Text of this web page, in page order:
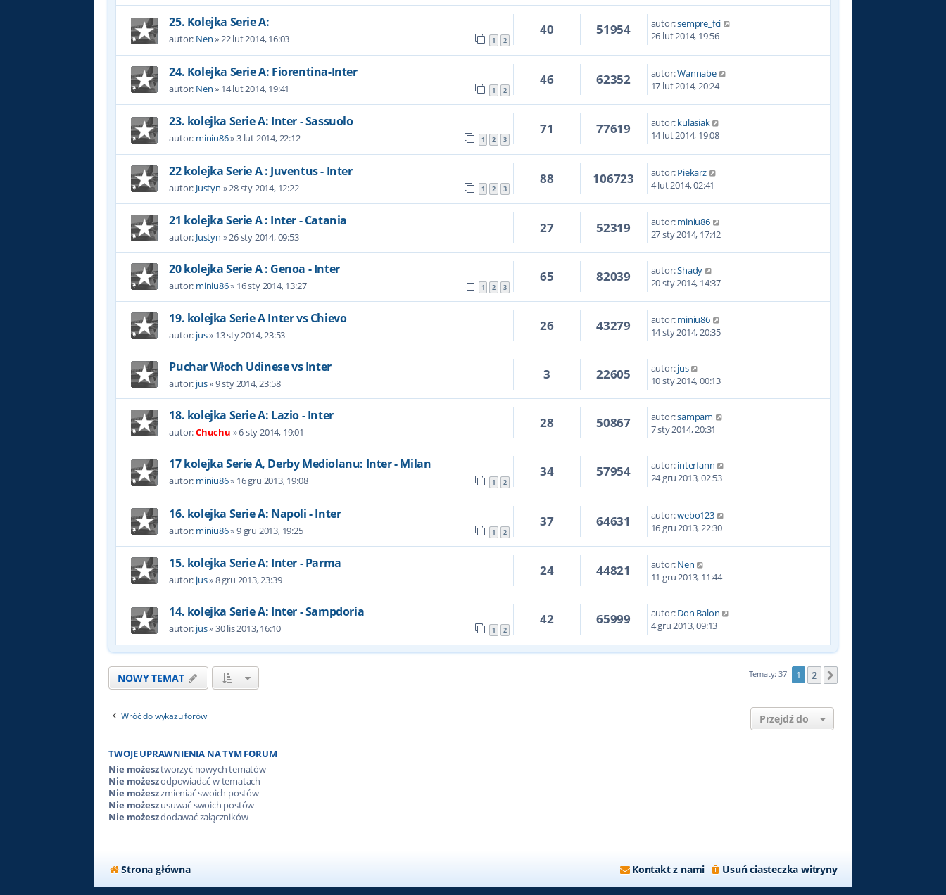
25. Kolejka Serie A:
autor: Nen»22 lut 2014, 16:03 1 2
40 51954 autor:sempre_fci
26 lut 2014, 19:56
24. Kolejka Serie A: Fiorentina-Inter
autor: Nen» 14 lut 2014, 19:41 1 2
46 62352 autor:Wannabe
17 lut 2014, 20:24
23. kolejka Serie A: Inter - Sassuolo
autor: miniu86»3 lut 2014, 22:12 1 2 3
71 77619 autor:kulasiak
14 lut 2014, 19:08
22 kolejka Serie A : Juventus - Inter
autor: Justyn »28 sty 2014, 12:22 1 2 3
88 106723 autor:Piekarz
4 lut 2014, 02:41
21 kolejka Serie A : Inter - Catania
autor: Justyn »26 sty 2014, 09:53
27 52319 autor:miniu86
27 sty 2014, 17:42
20 kolejka Serie A : Genoa - Inter
autor: miniu86» 16 sty 2014, 13:27 1 2 3
65 82039 autor:Shady
20 sty 2014, 14:37
19. kolejka Serie A Inter vs Chievo
autor: jus» 13 sty 2014, 23:53
26 43279 autor:miniu86
14 sty 2014, 20:35
Puchar Włoch Udinese vs Inter
autor: jus»9 sty 2014, 23:58
3 22605 autor:jus
10 sty 2014, 00:13
18. kolejka Serie A: Lazio - Inter
autor:Chuchu »6 sty 2014, 19:01
28 50867 autor:sampam
7 sty 2014, 20:31
17 kolejka Serie A, Derby Mediolanu: Inter - Milan
autor: miniu86» 16 gru 2013, 19:08 1 2
34 57954 autor:interfann
24 gru 2013, 02:53
16. kolejka Serie A: Napoli - Inter
autor: miniu86»9 gru 2013, 19:25 1 2
37 64631 autor:webo123
16 gru 2013, 22:30
15. kolejka Serie A: Inter - Parma
autor: jus»8 gru 2013, 23:39
24 44821 autor:Nen
11 gru 2013, 11:44
14. kolejka Serie A: Inter - Sampdoria
autor: jus»30 lis 2013, 16:10 1 2
42 65999 autor:Don Balon
4 gru 2013, 09:13
NOWY TEMAT Tematy: 37 1 2
Wróć do wykazu forów Przejdź do
TWOJE UPRAWNIENIA NA TYM FORUM
Nie możesztworzyć nowych tematów
Nie możeszodpowiadać w tematach
Nie możeszzmieniać swoich postów
Nie możeszusuwać swoich postów
Nie możeszdodawać załączników
Strona główna Usuń ciasteczka witryny
Kontakt z nami